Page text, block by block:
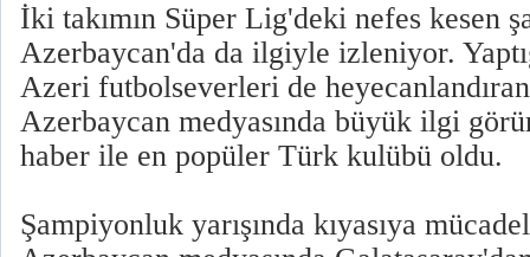
İki takımın Süper Lig'deki nefes kesen
Azerbaycan'da da ilgiyle izleniyor.
Azeri futbolseverleri de heyecanlandıran
Azerbaycan medyasında büyük ilgi
haber ile en popüler Türk kulübü oldu.
Şampiyonluk yarışında kıyasıya